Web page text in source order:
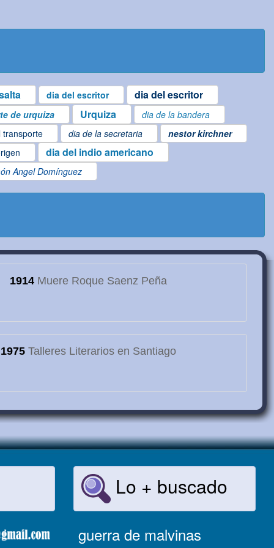
dia del escritor dia del escritor
de urquiza Urquiza
dia de la bandera
transporte dia de la secretaria nestor kirchner
dia del indio americano
Angel Domínguez
1914Muere Roque Saenz Peña
1975Talleres Literarios en Santiago
Lo + buscado
guerra de malvinas